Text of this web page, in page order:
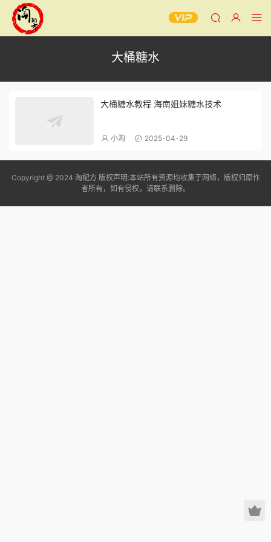
大桶糖水
大桶糖水教程 海南姐妹糖水技术
小淘 2025-04-29
Copyright @ 2024 淘配方 版权声明:本站所有资源均收集于网络，版权归原作
者所有，如有侵权，请联系删除。